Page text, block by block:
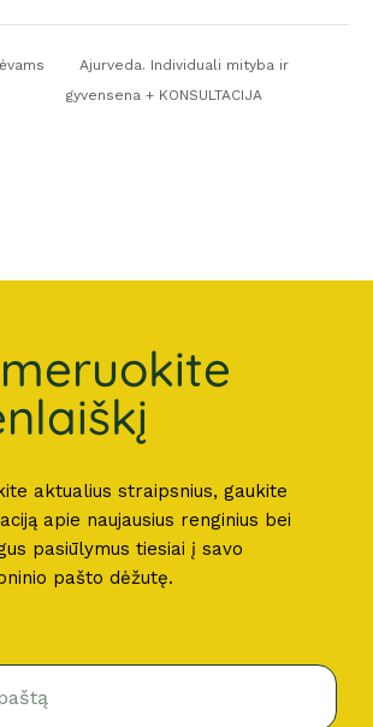
Ajurveda. Individuali mityba ir
gyvensena + KONSULTACIJA
aktualius straipsnius, gaukite
apie naujausius renginius bei
pasiūlymus tiesiai į savo
pašto dėžutę.